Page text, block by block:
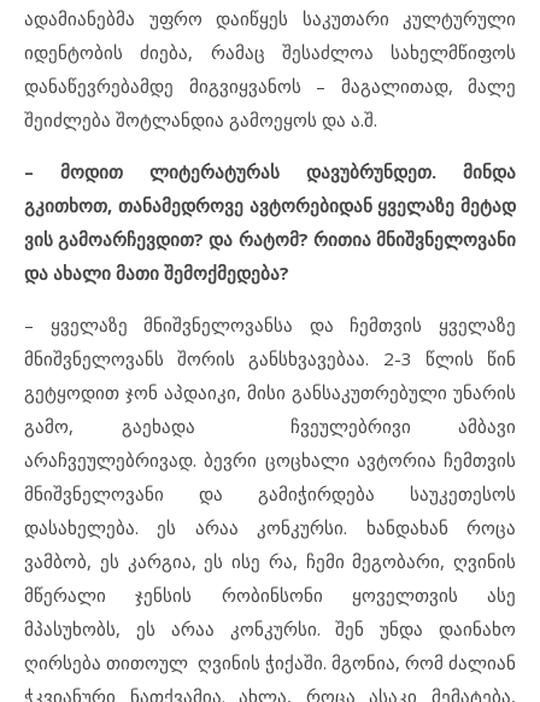
ადამიანებმა უფრო დაიწყეს საკუთარი კულტურული
იდენტობის ძიება, რამაც შესაძლოა სახელმწიფოს
დანაწევრებამდე მიგვიყვანოს – მაგალითად, მალე
შეიძლება შოტლანდია გამოეყოს და ა.შ.
– მოდით ლიტერატურას დავუბრუნდეთ. მინდა
გკითხოთ, თანამედროვე ავტორებიდან ყველაზე მეტად
ვის გამოარჩევდით? და რატომ? რითია მნიშვნელოვანი
და ახალი მათი შემოქმედება?
– ყველაზე მნიშვნელოვანსა და ჩემთვის ყველაზე
მნიშვნელოვანს შორის განსხვავებაა. 2-3 წლის წინ
გეტყოდით ჯონ აპდაიკი, მისი განსაკუთრებული უნარის
გამო, გაეხადა ჩვეულებრივი ამბავი
არაჩვეულებრივად. ბევრი ცოცხალი ავტორია ჩემთვის
მნიშვნელოვანი და გამიჭირდება საუკეთესოს
დასახელება. ეს არაა კონკურსი. ხანდახან როცა
ვამბობ, ეს კარგია, ეს ისე რა, ჩემი მეგობარი, ღვინის
მწერალი ჯენსის რობინსონი ყოველთვის ასე
მპასუხობს, ეს არაა კონკურსი. შენ უნდა დაინახო
ღირსება თითოულ ღვინის ჭიქაში. მგონია, რომ ძალიან
ჭკვიანური ნათქვამია. ახლა, როცა ასაკი მემატება,